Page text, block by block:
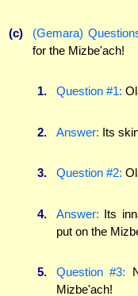
(c) (Gemara)
for the Mizbe'ach!
1. Question #1:
2. Answer: Its
3. Question #2:
4. Answer: Its
put on the
5. Question #3:
Mizbe'ach!